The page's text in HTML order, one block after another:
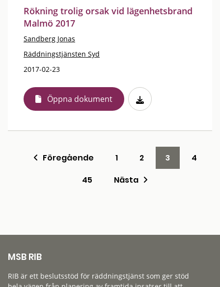
Rökning trolig orsak vid lägenhetsbrand
Malmö 2017
Sandberg Jonas
Räddningstjänsten Syd
2017-02-23
Öppna dokument
Föregående 1 2 3
4
45
Nästa
MSB RIB
RIB är ett beslutsstöd för räddningstjänst som ger stöd